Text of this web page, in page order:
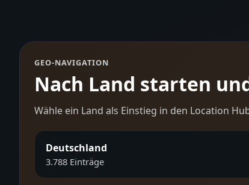
GEO-NAVIGATION
Nach Land starten
Wähle ein Land als Einstieg in den Location
Deutschland
3.788 Einträge